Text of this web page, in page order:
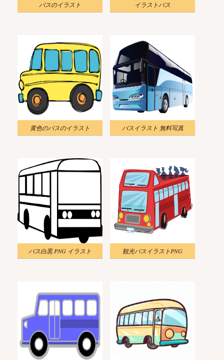
バスのイラスト イラストバス
黄色のバスのイラスト バスイラスト 無料写真
バス白黒 PNG イラスト 観光バスイラストPNG